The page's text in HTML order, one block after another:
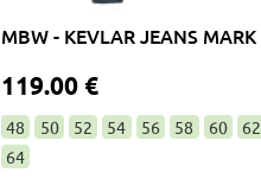
MBW - KEVLAR JEANS MARK
119.00 €
48 50 52 54 56 58 60
62
64